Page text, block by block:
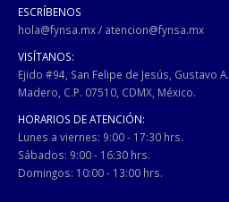
ESCRÍBENOS
hola@fynsa.mx/ atencion@fynsa.mx
VISÍTANOS:
Ejido #94, San Felipe de Jesús, Gustavo A.
Madero, C.P. 07510, CDMX, México.
HORARIOS DE ATENCIÓN:
Lunes a viernes: 9:00 - 17:30 hrs.
Sábados: 9:00 - 16:30 hrs.
Domingos: 10:00 - 13:00 hrs.